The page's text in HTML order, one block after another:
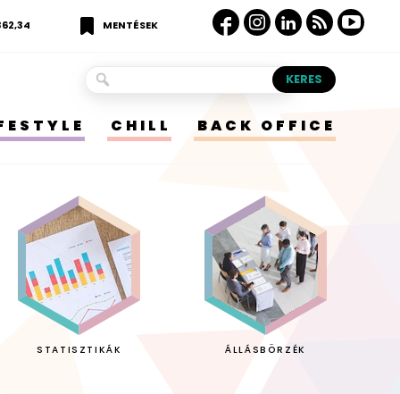
MENTÉSEK
CHILL BACK OFFICE
STATISZTIKÁK ÁLLÁSBÖRZÉK